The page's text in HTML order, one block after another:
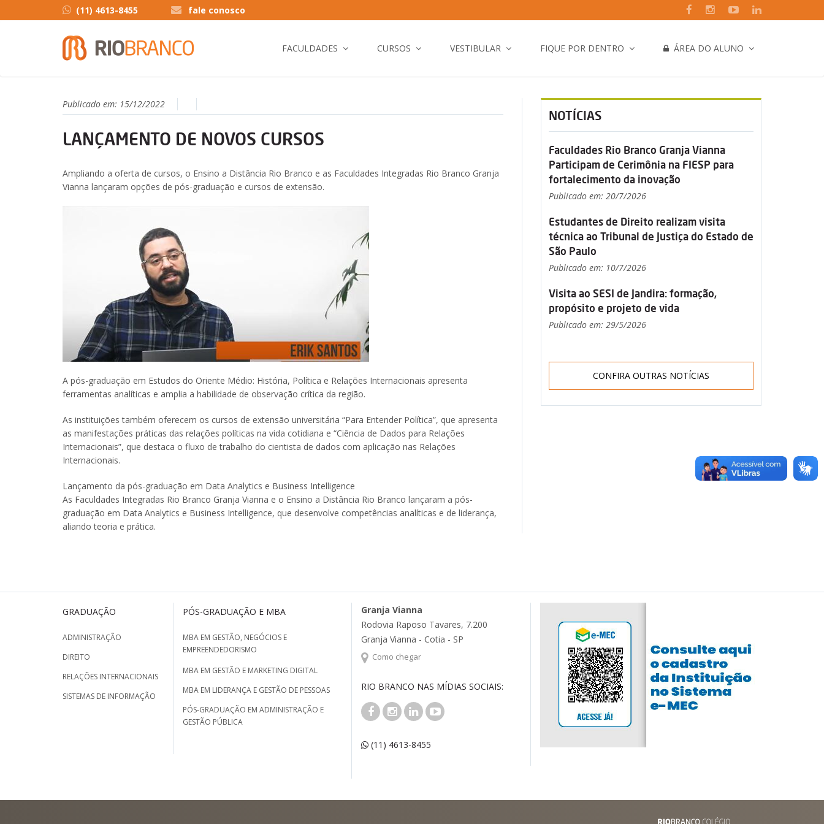
(11) 4613-8455 fale conosco
FACULDADES CURSOS VESTIBULAR FIQUE POR DENTRO ÁREA DO ALUNO
Publicado em: 15/12/2022
LANÇAMENTO DE NOVOS CURSOS
Ampliando a oferta de cursos, o Ensino a Distância Rio Branco e as Faculdades Integradas Rio Branco Granja
Vianna lançaram opções de pós-graduação e cursos de extensão.
A pós-graduação em Estudos do Oriente Médio: História, Política e Relações Internacionais apresenta
ferramentas analíticas e amplia a habilidade de observação crítica da região.
As instituições também oferecem os cursos de extensão universitária “Para Entender Política”, que apresenta
as manifestações práticas das relações políticas na vida cotidiana e “Ciência de Dados para Relações
Internacionais”, que destaca o fluxo de trabalho do cientista de dados com aplicação nas Relações
Internacionais.
Lançamento da pós-graduação em Data Analytics e Business Intelligence
As Faculdades Integradas Rio Branco Granja Vianna e o Ensino a Distância Rio Branco lançaram a pós-
graduação em Data Analytics e Business Intelligence, que desenvolve competências analíticas e de liderança,
aliando teoria e prática.
NOTÍCIAS
Faculdades Rio Branco Granja Vianna
Participam de Cerimônia na FIESP para
fortalecimento da inovação
Publicado em: 20/7/2026
Estudantes de Direito realizam visita
técnica ao Tribunal de Justiça do Estado de
São Paulo
Publicado em: 10/7/2026
Visita ao SESI de Jandira: formação,
propósito e projeto de vida
Publicado em: 29/5/2026
CONFIRA OUTRAS NOTÍCIAS
GRADUAÇÃO
ADMINISTRAÇÃO
DIREITO
RELAÇÕES INTERNACIONAIS
SISTEMAS DE INFORMAÇÃO
PÓS-GRADUAÇÃO E MBA
MBA EM GESTÃO, NEGÓCIOS E
EMPREENDEDORISMO
MBA EM GESTÃO E MARKETING DIGITAL
MBA EM LIDERANÇA E GESTÃO DE PESSOAS
PÓS-GRADUAÇÃO EM ADMINISTRAÇÃO E
GESTÃO PÚBLICA
Granja Vianna
Rodovia Raposo Tavares, 7.200
Granja Vianna - Cotia - SP
Como chegar
RIO BRANCO NAS MÍDIAS SOCIAIS:
(11) 4613-8455